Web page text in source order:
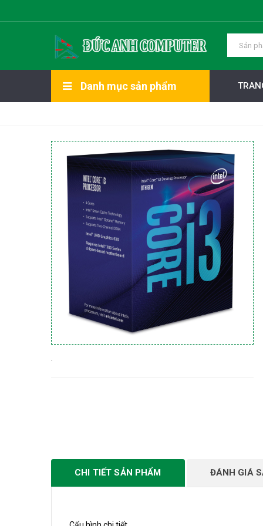
Danh mục sản phẩm
CHI TIẾT SẢN PHẨM ĐÁNH GIÁ